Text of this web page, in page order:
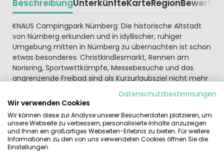
BeschreibungUnterkünfteKarteRegion
Beschrijving
KNAUS Campingpark Nürnberg: Die historische Altstadt
von Nürnberg erkunden und in idyllischer, ruhiger
Umgebung mitten in Nürnberg zu übernachten ist schon
etwas besonderes. Christkindlesmarkt, Rennen am
Norisring, Sportwettkämpfe, Messebesuche und das
angrenzende Freibad sind als Kurzurlaubsziel nicht mehr
zu überbieten. Auch Reisende auf dem Weg in die Alpen
oder nach Italien können hier einen angenehmen
Dutzendteich liegt der KNAUS Campingpark Nürnberg,
zwischen Franken-Stadion, Stadionbad und dem
Messezentrum. Er ist damit von den Autobahnen her
(Ausfahrten Nürnberg-Fischbach, Nürnberg-Langwasser
Datenschutzbestimmungen
Wir verwenden Cookies
Wir können diese zur Analyse unserer Besucherdaten platzieren, um
unsere Webseite zu verbessern, personalisierte Inhalte anzuzeigen
und Ihnen ein großartiges Webseiten-Erlebnis zu bieten. Für weitere
Informationen zu den von uns verwendeten Cookies öffnen Sie die
Einstellungen.